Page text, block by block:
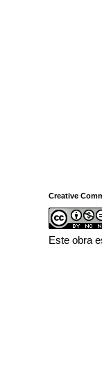
Creative
Este obra